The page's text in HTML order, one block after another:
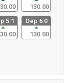
130.00
5:1
Dep 6:0
130.00